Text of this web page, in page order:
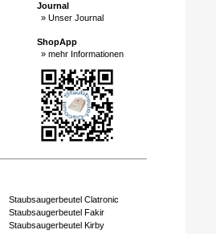
Journal
» Unser Journal
ShopApp
» mehr Informationen
Staubsaugerbeutel Clatronic
Staubsaugerbeutel Fakir
Staubsaugerbeutel Kirby